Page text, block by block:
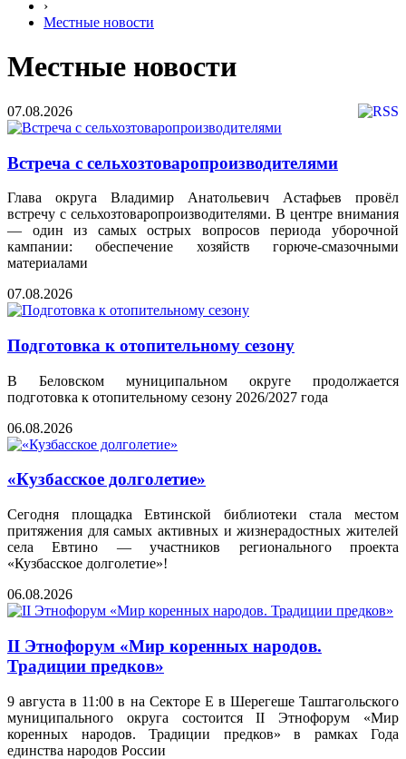
›
Местные новости
Местные новости
07.08.2026
Встреча с сельхозтоваропроизводителями
Глава округа Владимир Анатольевич Астафьев провёл
встречу с сельхозтоваропроизводителями. В центре внимания
— один из самых острых вопросов периода уборочной
кампании: обеспечение хозяйств горюче‑смазочными
материалами
07.08.2026
Подготовка к отопительному сезону
В Беловском муниципальном округе продолжается
подготовка к отопительному сезону 2026/2027 года
06.08.2026
«Кузбасское долголетие»
Сегодня площадка Евтинской библиотеки стала местом
притяжения для самых активных и жизнерадостных жителей
села Евтино — участников регионального проекта
«Кузбасское долголетие»!
06.08.2026
II Этнофорум «Мир коренных народов.
Традиции предков»
9 августа в 11:00 в на Секторе Е в Шерегеше Таштагольского
муниципального округа состоится II Этнофорум «Мир
коренных народов. Традиции предков» в рамках Года
единства народов России